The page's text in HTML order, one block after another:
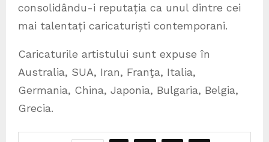
consolidându-i reputația ca unul dintre cei
mai talentați caricaturiști contemporani.
Caricaturile artistului sunt expuse în
Australia, SUA, Iran, Franţa, Italia,
Germania, China, Japonia, Bulgaria, Belgia,
Grecia.